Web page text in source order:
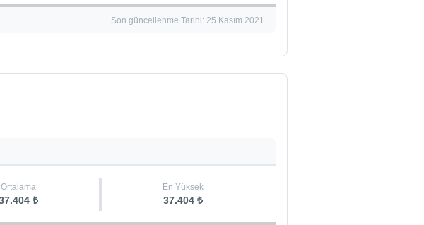
Son güncellenme Tarihi: 25 Kasım 2021
Ortalama
₺
En Yüksek
37.404 ₺